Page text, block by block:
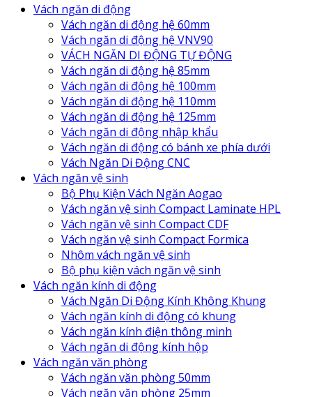
Vách ngăn di động
Vách ngăn di động hệ 60mm
Vách ngăn di động hệ VNV90
VÁCH NGĂN DI ĐỘNG TỰ ĐỘNG
Vách ngăn di động hệ 85mm
Vách ngăn di động hệ 100mm
Vách ngăn di động hệ 110mm
Vách ngăn di động hệ 125mm
Vách ngăn di động nhập khẩu
Vách ngăn di động có bánh xe phía dưới
Vách Ngăn Di Động CNC
Vách ngăn vệ sinh
Bộ Phụ Kiện Vách Ngăn Aogao
Vách ngăn vệ sinh Compact Laminate HPL
Vách ngăn vệ sinh Compact CDF
Vách ngăn vệ sinh Compact Formica
Nhôm vách ngăn vệ sinh
Bộ phụ kiện vách ngăn vệ sinh
Vách ngăn kính di động
Vách Ngăn Di Động Kính Không Khung
Vách ngăn kính di động có khung
Vách ngăn kính điện thông minh
Vách ngăn di động kính hộp
Vách ngăn văn phòng
Vách ngăn văn phòng 50mm
Vách ngăn văn phòng 25mm